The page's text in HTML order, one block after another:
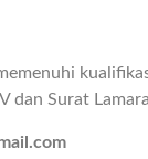
dan Surat